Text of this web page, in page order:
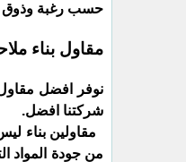
حسب رغبة وذوق
مقاول بناء
نوفر افضل
شركتنا افضل.
مقاولين بناء
من جودة المواد